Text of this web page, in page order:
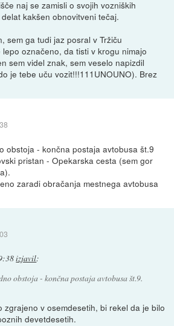
naj se zamisli o svojih vozniških
kakšen obnovitveni tečaj.
sem ga tudi jaz posral v Tržiču
označeno, da tisti v krogu nimajo
sem videl znak, sem veselo napizdil
je tebe uču vozit!!!111UNOUNO). Brez
obstoja - končna postaja avtobusa št.9
pristan - Opekarska cesta (sem gor
zaradi obračanja mestnega avtobusa
izjavil:
obstoja - končna postaja avtobusa št.9.
zgrajeno v osemdesetih, bi rekel da je bilo
devetdesetih.